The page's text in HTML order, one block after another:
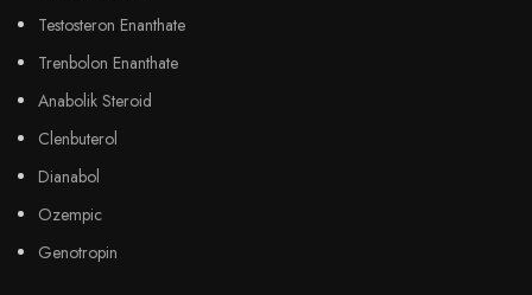
Testosteron Enanthate
Trenbolon Enanthate
Anabolik Steroid
Clenbuterol
Dianabol
Ozempic
Genotropin